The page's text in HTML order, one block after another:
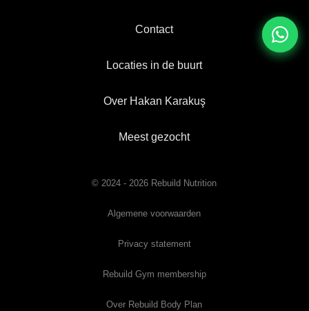
Contact
Locaties in de buurt
Over Hakan Karakuş
Meest gezocht
© 2024 - 2026 Rebuild Nutrition
Algemene voorwaarden
Privacy statement
Rebuild Gym membership
Over Rebuild Body Plan